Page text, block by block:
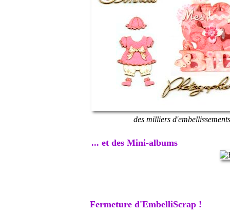
des milliers
... et des Mini-albums
Fermeture d'EmbelliScrap !